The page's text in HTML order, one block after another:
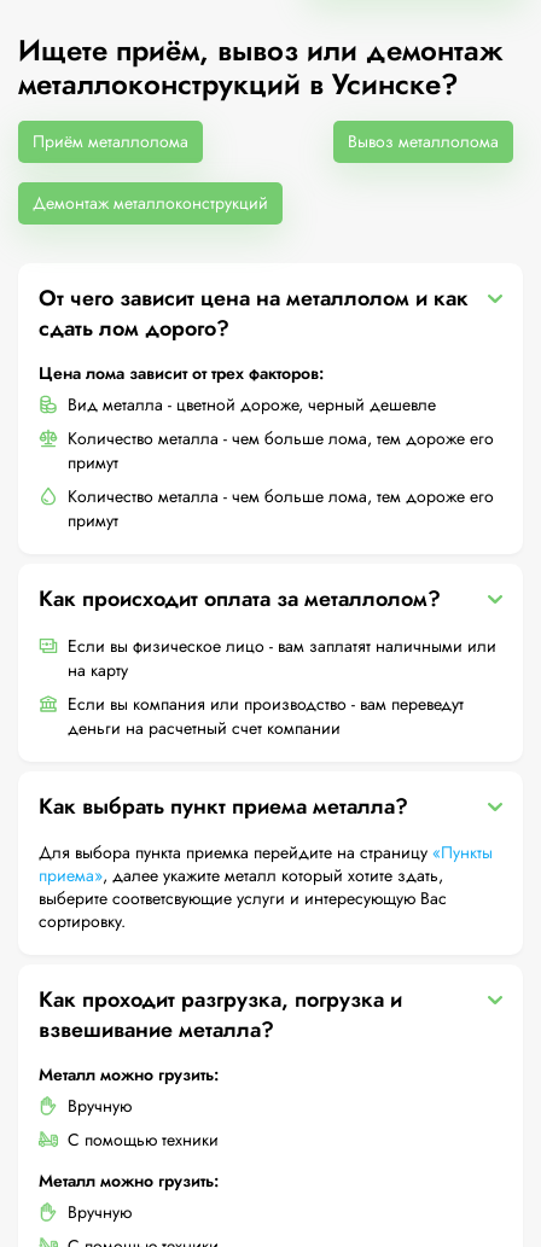
Ищете приём, вывоз или демонтаж
металлоконструкций в Усинске?
Приём металлолома Вывоз металлолома
Демонтаж металлоконструкций
От чего зависит цена на металлолом и как
сдать лом дорого?
Цена лома зависит от трех факторов:
Вид металла - цветной дороже, черный дешевле
Количество металла - чем больше лома, тем дороже его
примут
Количество металла - чем больше лома, тем дороже его
примут
Как происходит оплата за металлолом?
Если вы физическое лицо - вам заплатят наличными или
на карту
Если вы компания или производство - вам переведут
деньги на расчетный счет компании
Как выбрать пункт приема металла?
Для выбора пункта приемка перейдите на страницу «Пункты
приема», далее укажите металл который хотите здать,
выберите соответсвующие услуги и интересующую Вас
сортировку.
Как проходит разгрузка, погрузка и
взвешивание металла?
Металл можно грузить:
Вручную
С помощью техники
Металл можно грузить:
Вручную